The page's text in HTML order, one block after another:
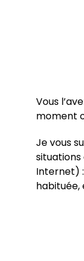
Vous
moment
Je vous
situations
Internet)
habituée,